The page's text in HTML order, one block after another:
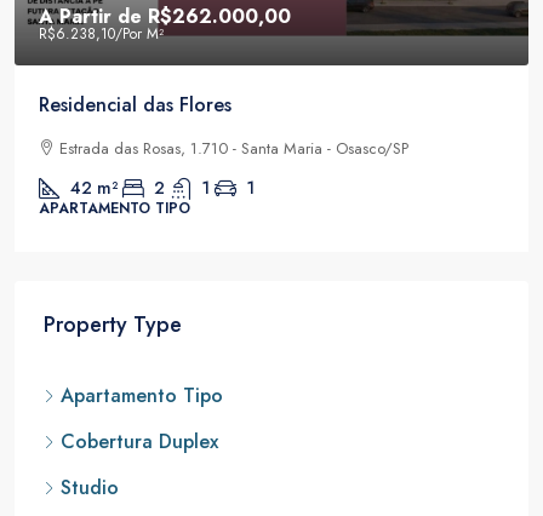
A Partir de R$262.000,00
R$6.238,10/Por M²
Residencial das Flores
Estrada das Rosas, 1.710 - Santa Maria - Osasco/SP
42 m² 2 1 1
APARTAMENTO TIPO
Property Type
Apartamento Tipo
Cobertura Duplex
Studio